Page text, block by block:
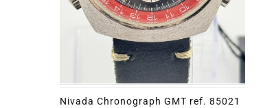
Nivada Chronograph GMT ref. 85021